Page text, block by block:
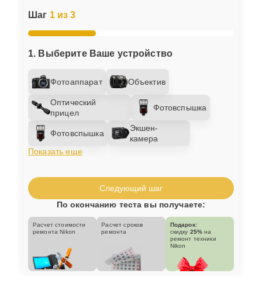
Шаг 1 из 3
1. Выберите Ваше устройство
Фотоаппарат Объектив
Оптический
прицел
Фотовспышка
Фотовспышка
Экшен-
камера
Показать еще
Следующий шаг
По окончанию теста вы получаете:
Расчет стоимости
ремонта Nikon
Расчет сроков
ремонта
Подарок:
скидку 25% на
ремонт техники
Nikon